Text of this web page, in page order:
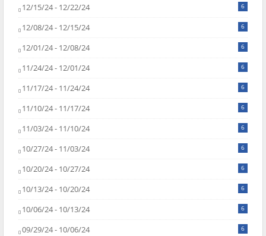
12/15/24 - 12/22/24 6
12/08/24 - 12/15/24 6
12/01/24 - 12/08/24 6
11/24/24 - 12/01/24 6
11/17/24 - 11/24/24 6
11/10/24 - 11/17/24 6
11/03/24 - 11/10/24 6
10/27/24 - 11/03/24 6
10/20/24 - 10/27/24 6
10/13/24 - 10/20/24 6
10/06/24 - 10/13/24 6
09/29/24 - 10/06/24 6